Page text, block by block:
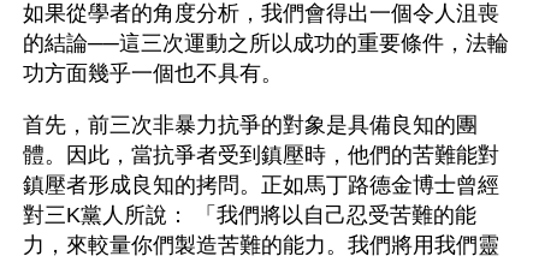
如果從學者的角度分析，我們會得出一個令人沮喪
的結論──這三次運動之所以成功的重要條件，法輪
功方面幾乎一個也不具有。
首先，前三次非暴力抗爭的對象是具備良知的團
體。因此，當抗爭者受到鎮壓時，他們的苦難能對
鎮壓者形成良知的拷問。正如馬丁路德金博士曾經
對三K黨人所說： 「我們將以自己忍受苦難的能
力，來較量你們製造苦難的能力。我們將用我們靈